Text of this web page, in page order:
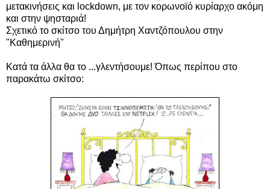
μετακινήσεις και lockdown, με τον κορωνοϊό κυρίαρχο ακόμη
και στην ψησταριά!
Σχετικό το σκίτσο του Δημήτρη Χαντζόπουλου στην
"Καθημερινή"
Κατά τα άλλα θα το ...γλεντήσουμε! Όπως περίπου στο
παρακάτω σκίτσο: